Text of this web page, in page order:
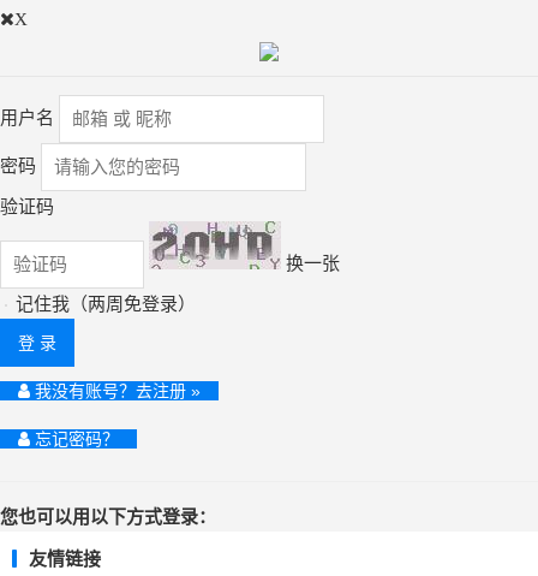
X
用户名
密码
验证码
换一张
记住我（两周免登录）
登 录
我没有账号？去注册 »
忘记密码？
您也可以用以下方式登录：
友情链接